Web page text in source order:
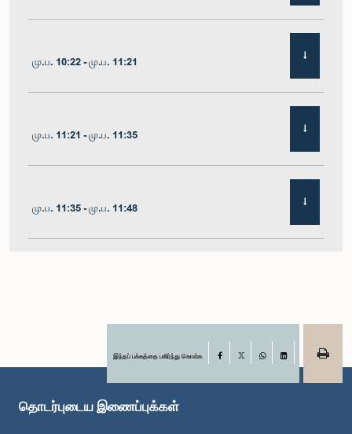
மு.ப. 10:22 - மு.ப. 11:21
மு.ப. 11:21 - மு.ப. 11:35
மு.ப. 11:35 - மு.ப. 11:48
பி.ப. 12:02 - பி.ப. 12:10இந்தப் பக்கத்தை பகிர்ந்து கொள்க Facebook
LinkedIn
தொடர்புடைய இணைப்புக்கள்